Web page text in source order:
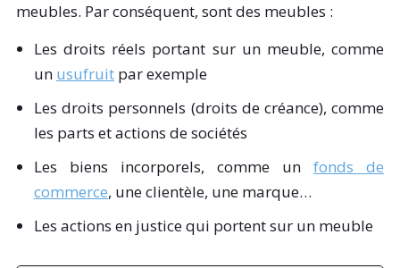
meubles. Par conséquent, sont des meubles :
Les droits réels portant sur un meuble, comme
un usufruit par exemple
Les droits personnels (droits de créance), comme
les parts et actions de sociétés
Les biens incorporels, comme un fonds de
commerce, une clientèle, une marque…
Les actions en justice qui portent sur un meuble